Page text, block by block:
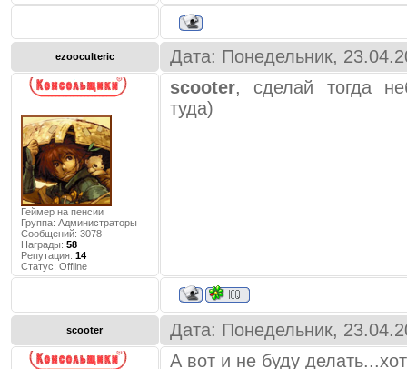
ezooculteric Дата: Понедельник,
Геймер на пенсии
Группа: Администраторы
Сообщений: 3078
Награды: 58
Репутация: 14
Статус: Offline
scooter, сделай тогда
туда)
scooter Дата: Понедельник,
А вот и не буду